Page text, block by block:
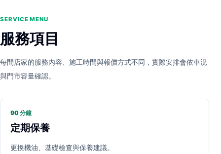
SERVICE MENU
服務項目
每間店家的服務內容、施工時間與報價方式不同，實際安排會依車況
與門市容量確認。
90 分鐘
定期保養
更換機油、基礎檢查與保養建議。